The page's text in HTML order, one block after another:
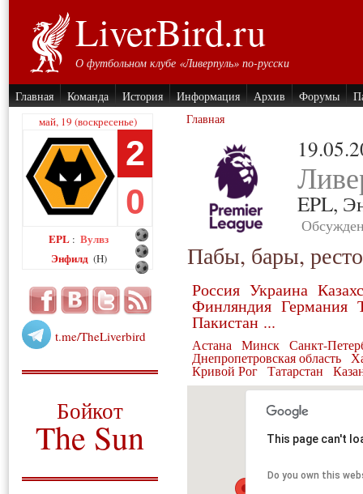
LiverBird.ru
О футбольном клубе «Ливерпуль» по-русски
Главная Команда История Информация Архив Форумы
май, 19 (воскресенье)
2
0
EPL : Вулвз
Энфилд (H)
t.me/TheLiverbird
Бойкот
The Sun
Главная
EPL,
Пабы, бары,
Россия Украина
Финляндия Германия
Пакистан ...
Астана Минск Санкт-
Днепропетровская область
Кривой Рог Татарстан
This page can't
Do you own this